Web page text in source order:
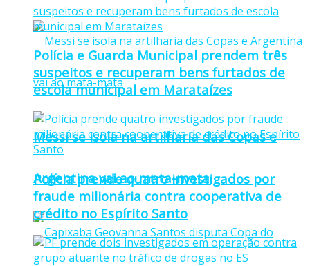
Messi se isola na artilharia das Copas e
Argentina vai ao mata-mata
Polícia e Guarda Municipal prendem três
suspeitos e recuperam bens furtados de
escola municipal em Marataízes
Polícia prende quatro investigados por
fraude milionária contra cooperativa de
crédito no Espírito Santo